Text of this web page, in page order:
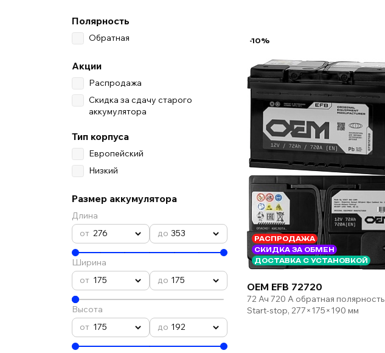
Полярность
Обратная
Акции
Распродажа
Скидка за сдачу старого
аккумулятора
Тип корпуса
Европейский
Низкий
Размер аккумулятора
Длина
276
353
Ширина
175
175
Высота
175
192
-10%
РАСПРОДАЖА
СКИДКА ЗА ОБМЕН
ДОСТАВКА С УСТАНОВКОЙ
OEM EFB 72720
72 Ач 720 А обратная полярность
Start-stop, 277×175×190 мм